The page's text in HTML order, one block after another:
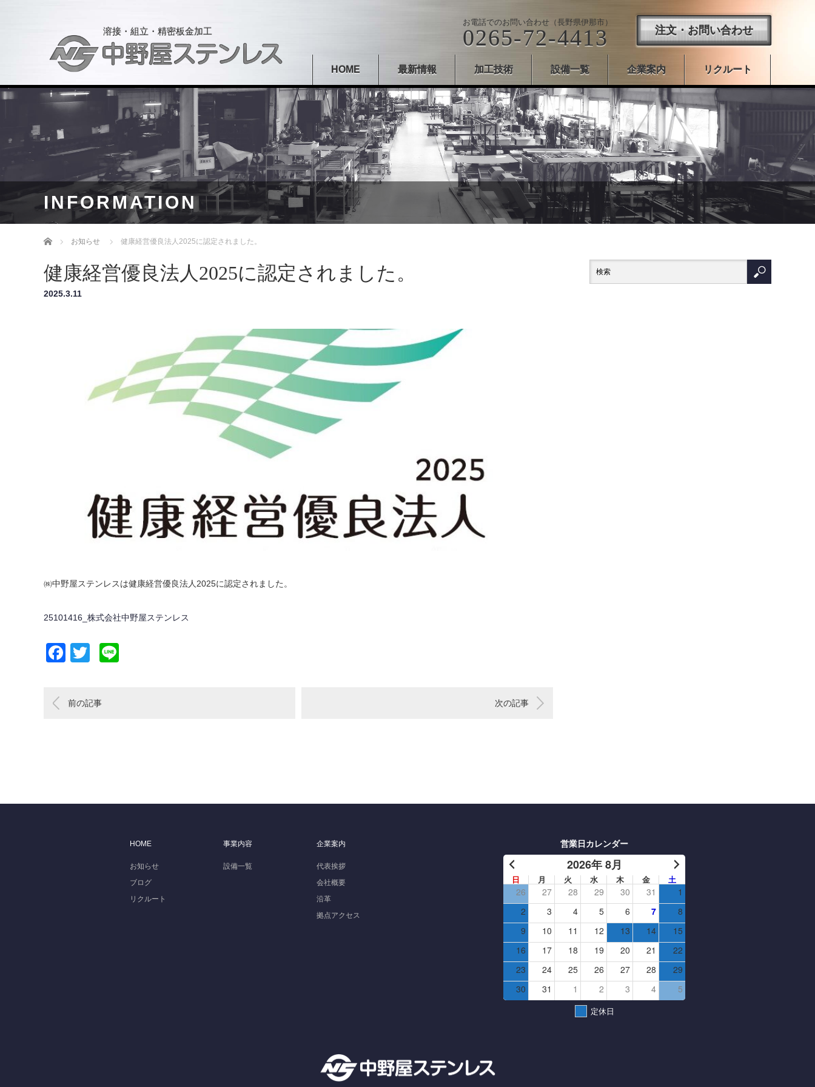
溶接・組立・精密板金加工
お電話でのお問い合わせ（長野県伊那市）
0265-72-4413 注文・お問い合わせ
HOME 最新情報 加工技術 設備一覧 企業案内 リクルート
INFORMATION
ホーム お知らせ 健康経営優良法人2025に認定されました。
健康経営優良法人2025に認定されました。
2025.3.11
㈱中野屋ステンレスは健康経営優良法人2025に認定されました。
25101416_株式会社中野屋ステンレス
Facebook
Twitter
前の記事 次の記事
HOME
お知らせ
ブログ
リクルート
事業内容
設備一覧
企業案内
代表挨拶
会社概要
沿革
拠点アクセス
営業日カレンダー
2026年 8月
日 月 火 水 木 金 土
26 27 28 29 30 31
1
2
3 4 5 6 7
8
9
10 11 12 13 14
15
16
17 18 19 20 21
22
23
24 25 26 27 28
29
30
31 1 2 3 4 5
定休日